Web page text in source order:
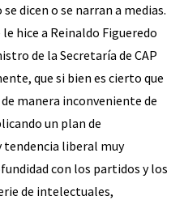
dicen o se narran a medias.
hice a Reinaldo Figueredo
de la Secretaría de CAP
que si bien es cierto que
manera inconveniente de
un plan de
tendencia liberal muy
con los partidos y los
de intelectuales,